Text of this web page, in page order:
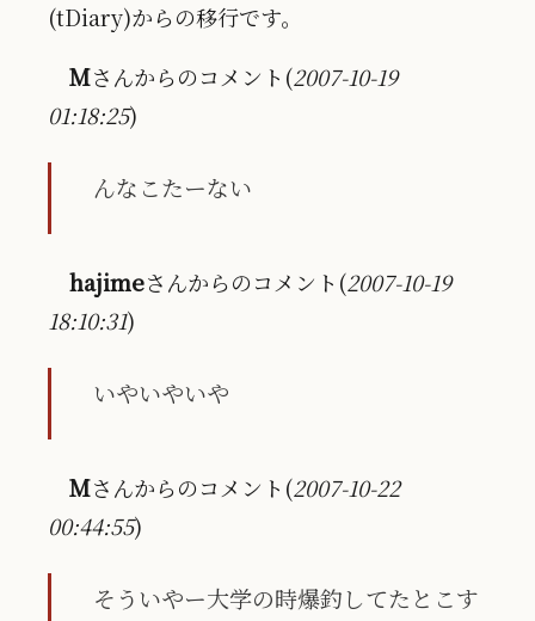
(tDiary)からの移行です。
Mさんからのコメント(2007-10-19
01:18:25)
んなこたーない
hajimeさんからのコメント(2007-10-19
18:10:31)
いやいやいや
Mさんからのコメント(2007-10-22
00:44:55)
そういやー大学の時爆釣してたとこす